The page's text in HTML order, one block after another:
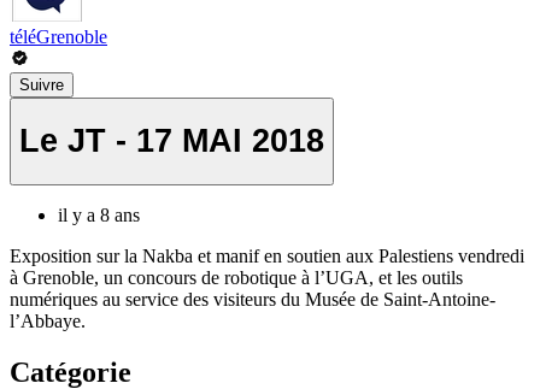
téléGrenoble
Suivre
Le JT - 17 MAI 2018
il y a 8 ans
Exposition sur la Nakba et manif en soutien aux Palestiens vendredi
à Grenoble, un concours de robotique à l’UGA, et les outils
numériques au service des visiteurs du Musée de Saint-Antoine-
l’Abbaye.
Catégorie